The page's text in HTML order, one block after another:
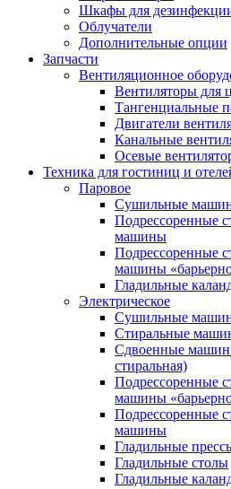
Шкафы для
Облучатели
Дополнительные опции
Запчасти
Вентиляционное
Вентиляторы для
Тангенциальные
Двигатели
Канальные
Осевые
Техника для гостиниц и
Паровое
Cушильные
Подрессоренные
машины
Подрессоренные
машины
Гладильные
Электрическое
Сушильные
Стиральные
Сдвоенные
стиральная)
Подрессоренные
машины
Подрессоренные
машины
Гладильные
Гладильные столы
Гладильные